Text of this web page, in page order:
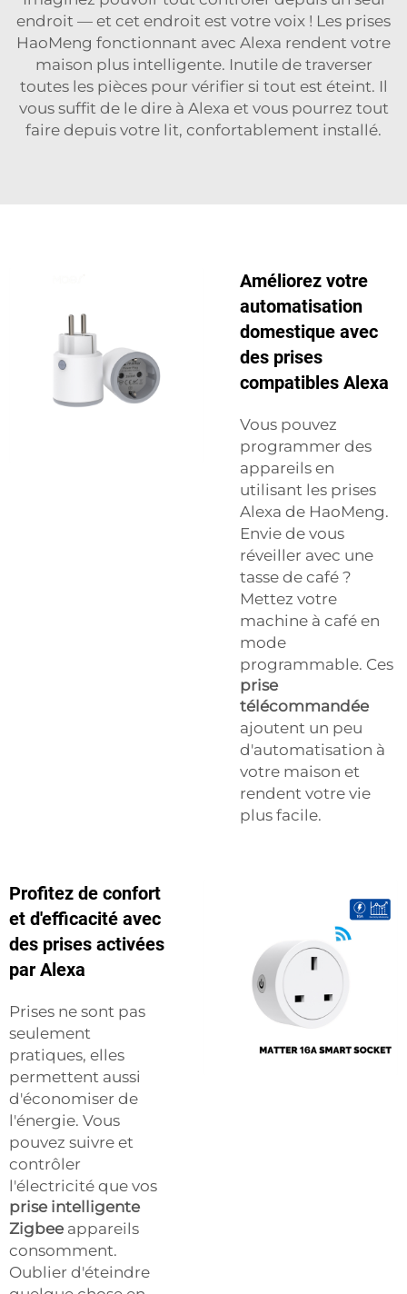
endroit — et cet endroit est votre voix ! Les prises
HaoMeng fonctionnant avec Alexa rendent votre
maison plus intelligente. Inutile de traverser
toutes les pièces pour vérifier si tout est éteint. Il
vous suffit de le dire à Alexa et vous pourrez tout
faire depuis votre lit, confortablement installé.
Améliorez votre
automatisation
domestique avec
des prises
compatibles Alexa
Vous pouvez
programmer des
appareils en
utilisant les prises
Alexa de HaoMeng.
Envie de vous
réveiller avec une
tasse de café ?
Mettez votre
machine à café en
mode
programmable. Ces
prise
télécommandée
ajoutent un peu
d'automatisation à
votre maison et
rendent votre vie
plus facile.
Profitez de confort
et d'efficacité avec
des prises activées
par Alexa
Prises ne sont pas
seulement
pratiques, elles
permettent aussi
d'économiser de
l'énergie. Vous
pouvez suivre et
contrôler
l'électricité que vos
prise intelligente
Zigbee appareils
consomment.
Oublier d'éteindre